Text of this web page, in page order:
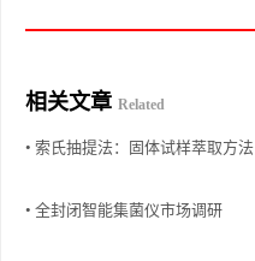
相关文章 Related
• 索氏抽提法：固体试样萃取方法
• 全封闭智能集菌仪市场调研